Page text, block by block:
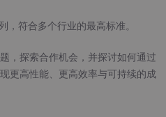
，符合多个行业的最高标准。
，探索合作机会，并探讨如何通过
更高性能、更高效率与可持续的成